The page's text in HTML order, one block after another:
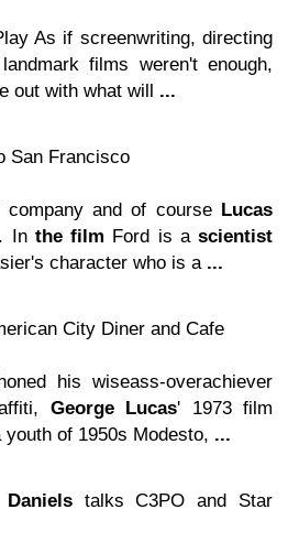
As if screenwriting, directing
films weren't enough,
out with what will ...
San Francisco
company and of course Lucas
In the film Ford is a scientist
character who is a ...
City Diner and Cafe
his wiseass-overachiever
George Lucas' 1973 film
of 1950s Modesto, ...
talks C3PO and Star